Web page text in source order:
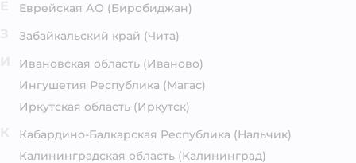
Еврейская АО (Биробиджан)
Забайкальский край (Чита)
Ивановская область (Иваново)
Ингушетия Республика (Магас)
Иркутская область (Иркутск)
Кабардино-Балкарская Республика (Нальчик)
Калининградская область (Калининград)